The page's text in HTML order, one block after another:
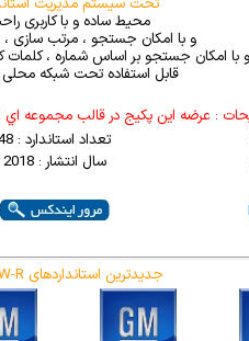
تحت سیستم مدیریت
محیط ساده و با کاربری
و با امکان جستجو ، مرتب سازی ،
و با امکان جستجو بر اساس شماره ، کلمات
قابل استفاده تحت شبکه
: عرضه اين پکيج در قالب مجموعه اي
تعداد استاندارد : 48
سال انتشار : 2018
GMW-R جدیدترین استانداردهای